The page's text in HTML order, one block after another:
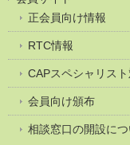
正会員向け情報
RTC情報
CAPスペシャリス
会員向け頒布
相談窓口の開設につ